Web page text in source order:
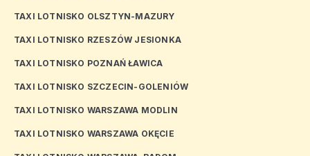
TAXI LOTNISKO OLSZTYN-MAZURY
TAXI LOTNISKO RZESZÓW JESIONKA
TAXI LOTNISKO POZNAŃ ŁAWICA
TAXI LOTNISKO SZCZECIN-GOLENIÓW
TAXI LOTNISKO WARSZAWA MODLIN
TAXI LOTNISKO WARSZAWA OKĘCIE